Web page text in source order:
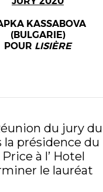
KASSABOVA
(BULGARIE)
POUR LISIÈRE
du jury du
la présidence du
à l’ Hotel
le lauréat